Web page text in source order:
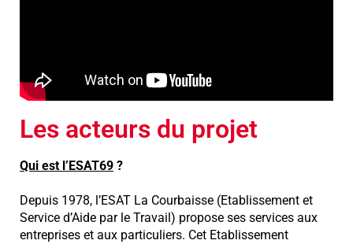
Les acteurs du projet
Qui est l’ESAT69 ?
Depuis 1978, l’ESAT La Courbaisse (Etablissement et
Service d’Aide par le Travail) propose ses services aux
entreprises et aux particuliers. Cet Etablissement